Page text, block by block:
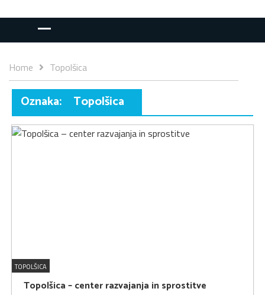
Home Topolšica
Oznaka: Topolšica
TOPOLŠICA
Topolšica – center razvajanja in sprostitve